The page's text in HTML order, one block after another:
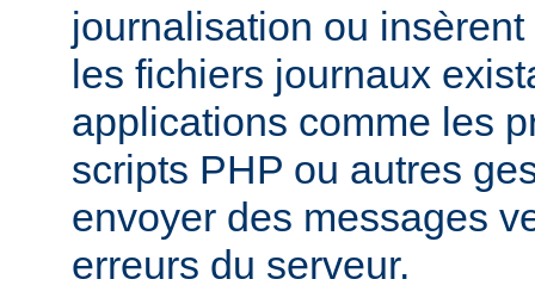
journalisation ou
les fichiers journaux
applications comme les
scripts PHP ou autres
envoyer des messages
erreurs du serveur.